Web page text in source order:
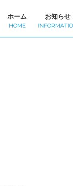
ホーム
HOME
お知らせ